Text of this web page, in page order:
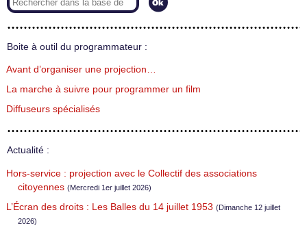
Boite à outil du programmateur :
Avant d’organiser une projection…
La marche à suivre pour programmer un film
Diffuseurs spécialisés
Actualité :
Hors-service : projection avec le Collectif des associations
citoyennes (Mercredi 1er juillet 2026)
L’Écran des droits : Les Balles du 14 juillet 1953 (Dimanche 12 juillet
2026)